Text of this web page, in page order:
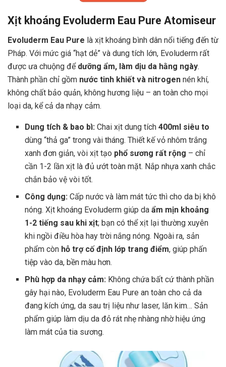
Xịt khoáng Evoluderm Eau Pure Atomiseur
Evoluderm Eau Pure là xịt khoáng bình dân nổi tiếng đến từ
Pháp. Với mức giá “hạt dẻ” và dung tích lớn, Evoluderm rất
được ưa chuộng để dưỡng ẩm, làm dịu da hằng ngày.
Thành phần chỉ gồm nước tinh khiết và nitrogen nén khí,
không chất bảo quản, không hương liệu – an toàn cho mọi
loại da, kể cả da nhạy cảm.
Dung tích & bao bì: Chai xịt dung tích400ml siêu to
dùng “thả ga” trong vài tháng. Thiết kế vỏ nhôm trắng
xanh đơn giản, vòi xịt tạo phổ sương rất rộng – chỉ
cần 1-2 lần xịt là đủ ướt toàn mặt. Nắp nhựa xanh chắc
chắn bảo vệ vòi tốt.
Công dụng: Cấp nước và làm mát tức thì cho da bị khô
nóng. Xịt khoáng Evoluderm giúp daẩm mịn khoảng
1-2 tiếng sau khi xịt; bạn có thể xịt lại thường xuyên
khi ngồi điều hòa hay trời nắng nóng. Ngoài ra, sản
phẩm còn hỗ trợ cố định lớp trang điểm, giúp phấn
tiệp vào da, bền màu hơn.
Phù hợp da nhạy cảm: Không chứa bất cứ thành phần
gây hại nào, Evoluderm Eau Pure an toàn cho cả da
đang kích ứng, da sau trị liệu như laser, lăn kim… Sản
phẩm giúp làm dịu da đỏ rát nhẹ nhàng nhờ hiệu ứng
làm mát của tia sương.